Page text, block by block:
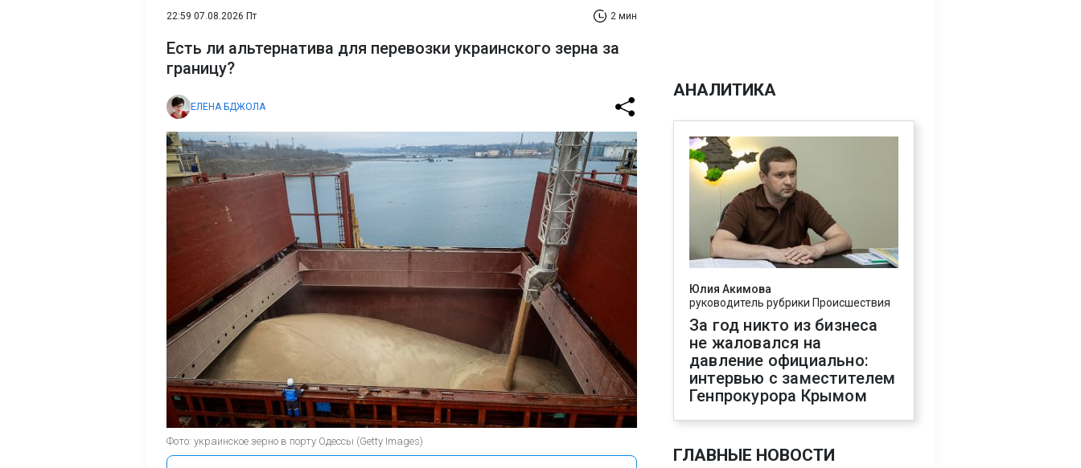
22:59 07.08.2026 Пт 2 мин
Есть ли альтернатива для перевозки украинского зерна за
границу?
ЕЛЕНА БДЖОЛА
Фото: украинское зерно в порту Одессы (Getty Images)
АНАЛИТИКА
Юлия Акимова
руководитель рубрики Происшествия
За год никто из бизнеса
не жаловался на
давление официально:
интервью с заместителем
Генпрокурора Крымом
ГЛАВНЫЕ НОВОСТИ